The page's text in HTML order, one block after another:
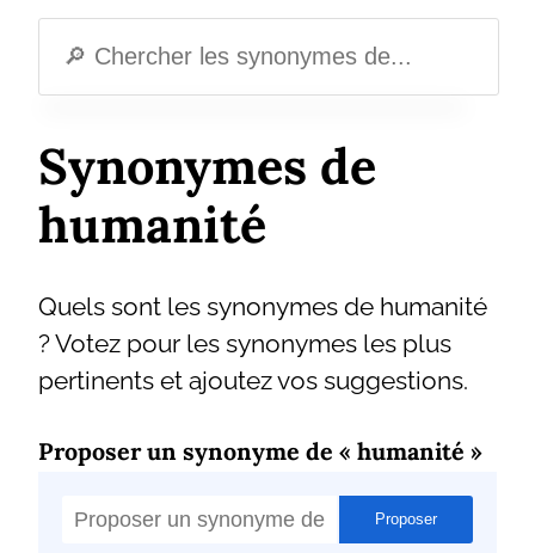
Synonymes de
humanité
Quels sont les synonymes de humanité
? Votez pour les synonymes les plus
pertinents et ajoutez vos suggestions.
Proposer un synonyme de « humanité »